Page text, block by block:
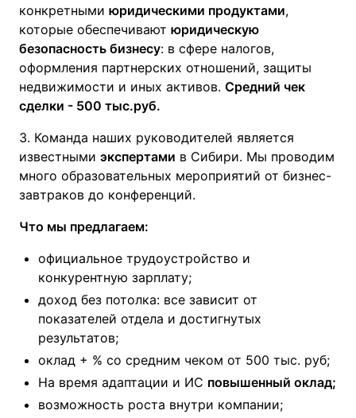
конкретными юридическими продуктами,
которые обеспечивают юридическую
безопасность бизнесу: в сфере налогов,
оформления партнерских отношений, защиты
недвижимости и иных активов. Средний чек
сделки - 500 тыс.руб.
3. Команда наших руководителей является
известными экспертами в Сибири. Мы проводим
много образовательных мероприятий от бизнес-
завтраков до конференций.
Что мы предлагаем:
официальное трудоустройство и
конкурентную зарплату;
доход без потолка: все зависит от
показателей отдела и достигнутых
результатов;
оклад + % со средним чеком от 500 тыс. руб;
На время адаптации и ИС повышенный оклад;
возможность роста внутри компании;